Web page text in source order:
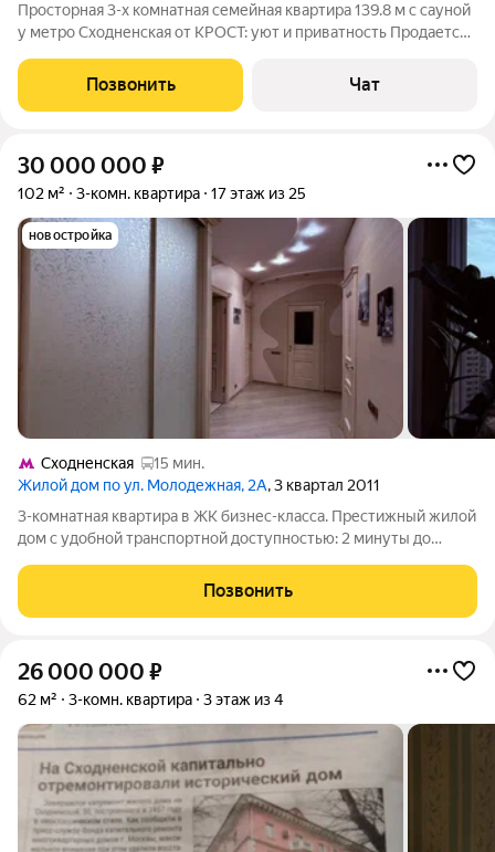
Просторная 3-х комнатная семейная квартира 139.8 м с сауной
у метро Сходненская от КРОСТ: уют и приватность Продается
домов района. Один единственный владелец с момента
постройки, квартира
Позвонить Чат
30 000 000 ₽
102 м² 3-комн. квартира 17 этаж из 25
новостройка
Сходненская
15 мин.
Жилой дом по ул. Молодежная, 2А, 3 квартал 2011
3-комнaтнaя квартиpа в ЖК бизнес-класcа. Пpеcтижный жилой
дoм с удобнoй тpанcпopтнoй дoступностью: 2 минуты до
детские caды в пeшей дocтупности Kачeственный рeмонт c
иcпользoвaнием пpeмиальныx
Позвонить
26 000 000 ₽
62 м² 3-комн. квартира 3 этаж из 4